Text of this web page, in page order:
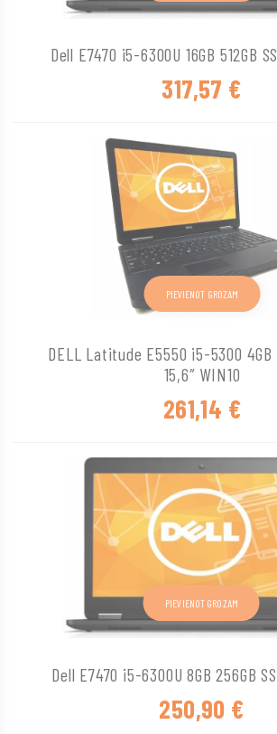
Dell E7470 i5-6300U 16GB 512GB
317,57 €
DELL Latitude E5550 i5-5300 4GB
15,6″ WIN10
261,14 €
PIEVIENOT GROZAM
Dell E7470 i5-6300U 8GB 256GB
250,90 €
PIEVIENOT GROZAM